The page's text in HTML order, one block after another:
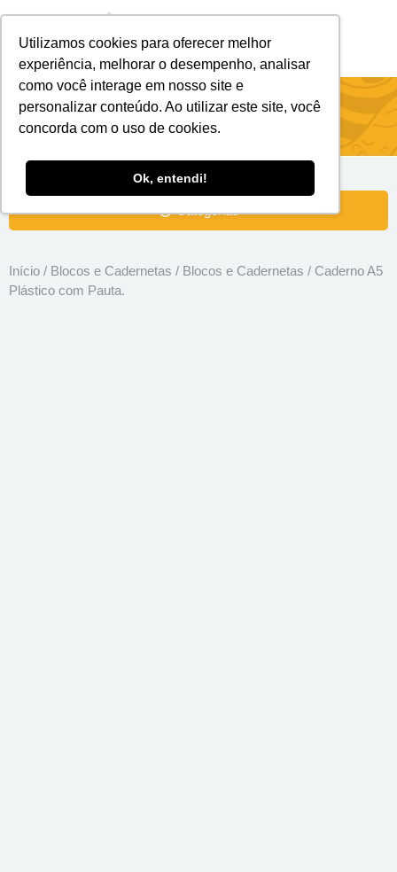
Utilizamos cookies para oferecer melhor
experiência, melhorar o desempenho, analisar
como você interage em nosso site e
personalizar conteúdo. Ao utilizar este site, você
concorda com o uso de cookies.
Ok, entendi!
Caderno A5 Plástico com Pauta.
Categorias
Início / Blocos e Cadernetas / Blocos e Cadernetas / Caderno A5
Plástico com Pauta.